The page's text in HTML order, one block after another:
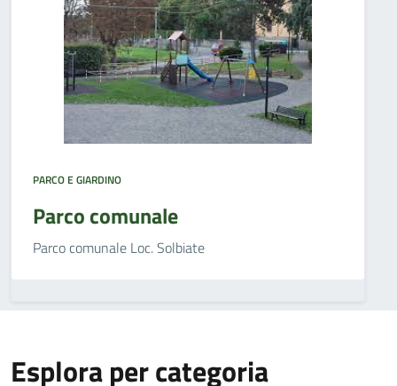
PARCO E GIARDINO
Parco comunale
Parco comunale Loc. Solbiate
Esplora per categoria